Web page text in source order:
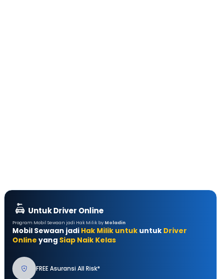
Untuk Driver Online
Program Mobil Sewaan jadi Hak Milik by Moladin
Mobil Sewaan jadi Hak Milik untuk untuk Driver
Online yang Siap Naik Kelas
FREE Asuransi All Risk*